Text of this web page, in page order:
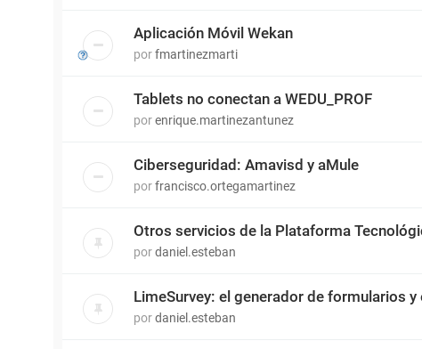
Aplicación Móvil Wekan
porfmartinezmarti
Tablets no conectan a WEDU_PROF
porenrique.martinezantunez
Ciberseguridad: Amavisd y aMule
porfrancisco.ortegamartinez
Otros servicios de la Plataforma
pordaniel.esteban
LimeSurvey: el generador de formularios
pordaniel.esteban